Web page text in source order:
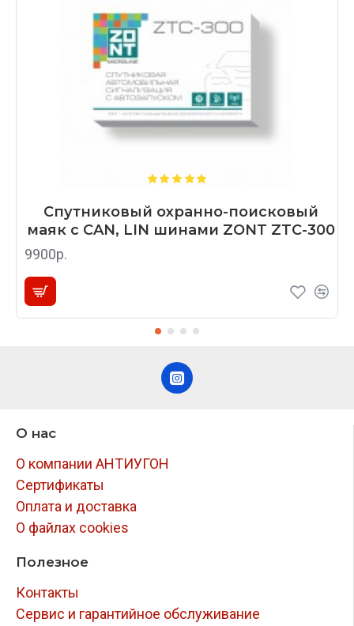
Спутниковый охранно-поисковый
маяк с CAN, LIN шинами ZONT ZTC-300
9900р.
О нас
О компании АНТИУГОН
Сертификаты
Оплата и доставка
О файлах cookies
Полезное
Контакты
Сервис и гарантийное обслуживание